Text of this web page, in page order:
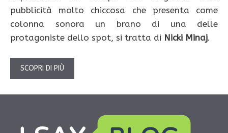
pubblicità molto chiccosa che presenta come
colonna sonora un brano di una delle
protagoniste dello spot, si tratta di Nicki Minaj.
SCOPRI DI PIÙ